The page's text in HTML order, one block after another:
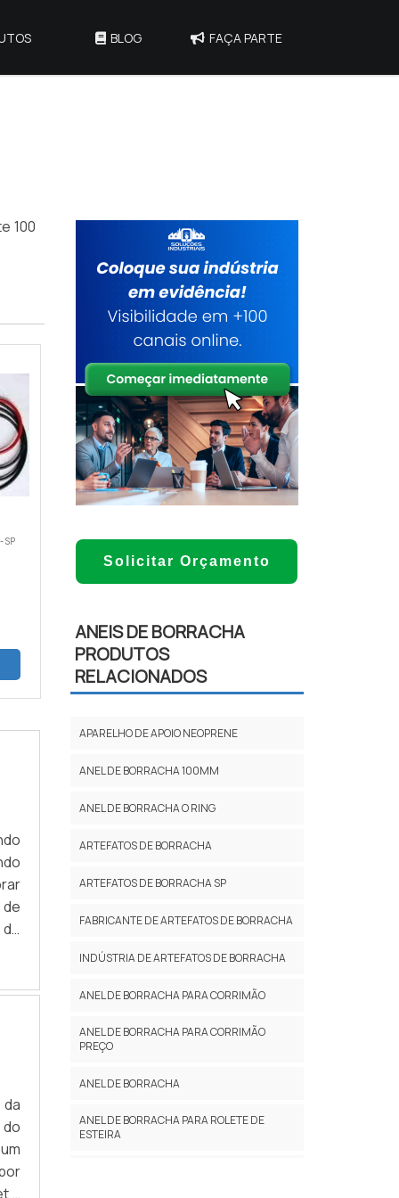
BLOG FAÇA PARTE
100
SP
a
Solicitar Orçamento
ANEIS DE BORRACHA
PRODUTOS
RELACIONADOS
APARELHO DE APOIO NEOPRENE
ANEL DE BORRACHA 100MM
ANEL DE BORRACHA O RING
ARTEFATOS DE BORRACHA
ARTEFATOS DE BORRACHA SP
FABRICANTE DE ARTEFATOS DE BORRACHA
INDÚSTRIA DE ARTEFATOS DE BORRACHA
ANEL DE BORRACHA PARA CORRIMÃO
ANEL DE BORRACHA PARA CORRIMÃO
PREÇO
ANEL DE BORRACHA
ANEL DE BORRACHA PARA ROLETE DE
ESTEIRA